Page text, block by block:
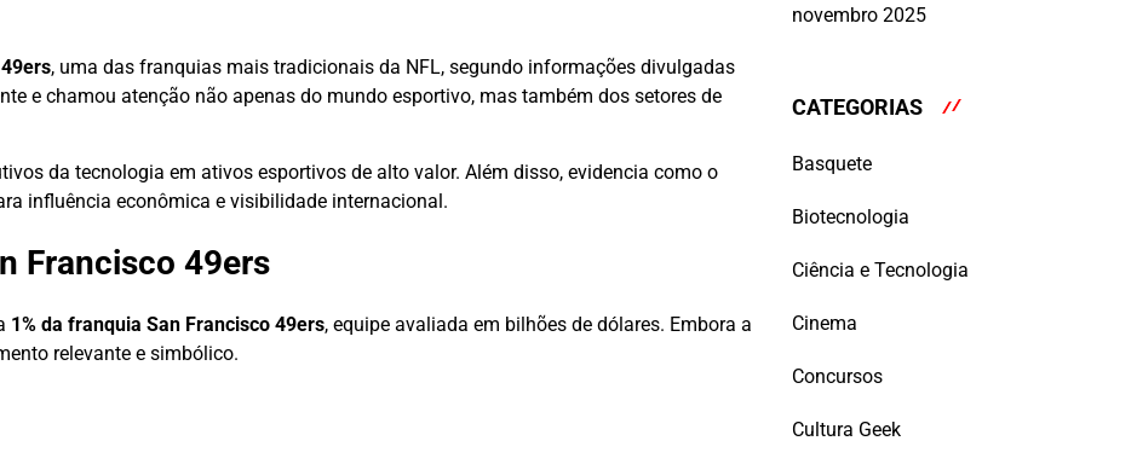
, uma das franquias mais tradicionais da NFL, segundo informações divulgadas
e chamou atenção não apenas do mundo esportivo, mas também dos setores de
da tecnologia em ativos esportivos de alto valor. Além disso, evidencia como o
influência econômica e visibilidade internacional.
Francisco 49ers
1% da franquia San Francisco 49ers, equipe avaliada em bilhões de dólares. Embora a
relevante e simbólico.
novembro 2025
CATEGORIAS
Basquete
Biotecnologia
Ciência e Tecnologia
Cinema
Concursos
Cultura Geek